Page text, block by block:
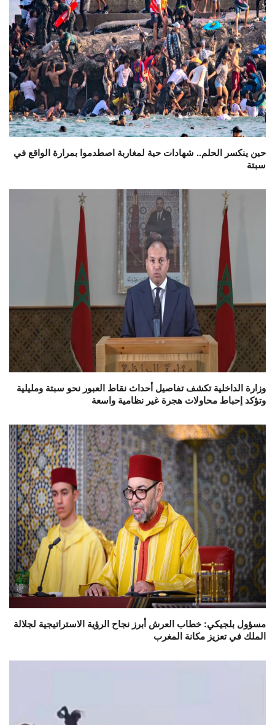
حين ينكسر الحلم.. شهادات حية لمغاربة اصطدموا بمرارة الواقع في
سبتة
وزارة الداخلية تكشف تفاصيل أحداث نقاط العبور نحو سبتة ومليلية
وتؤكد إحباط محاولات هجرة غير نظامية واسعة
مسؤول بلجيكي: خطاب العرش أبرز نجاح الرؤية الاستراتيجية لجلالة
الملك في تعزيز مكانة المغرب